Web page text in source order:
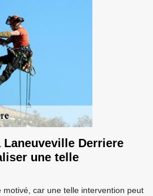
Laneuveville Derriere
une telle
motivé, car une telle intervention peut